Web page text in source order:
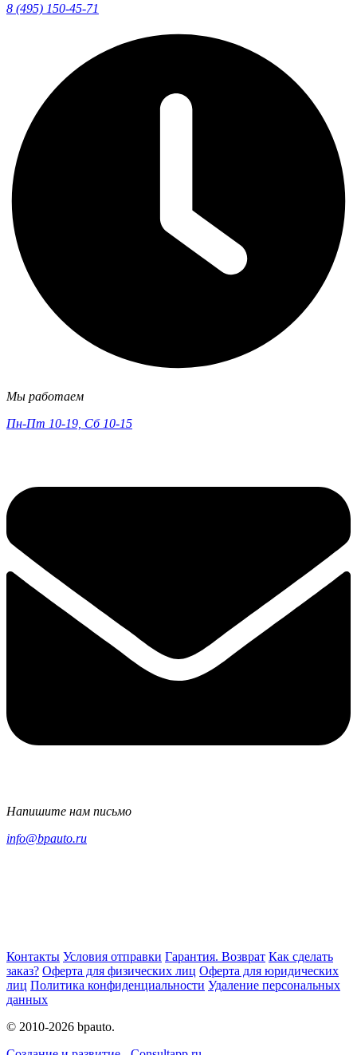
8 (495) 150-45-71
Мы работаем
Пн-Пт 10-19, Сб 10-15
Напишите нам письмо
info@bpauto.ru
Контакты Условия отправки Гарантия. Возврат Как сделать
заказ? Оферта для физических лиц Оферта для юридических
лиц Политика конфиденциальности Удаление персональных
данных
© 2010-2026 bpauto.